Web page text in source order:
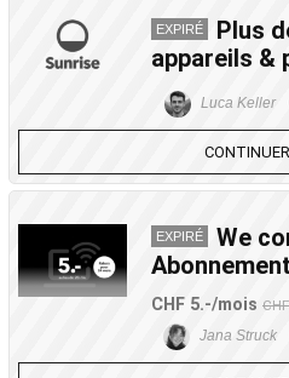
EXPIRÉ
Plus
appareils &
Luca Keller
EXPIRÉ
We
CHF 5.-/mois
Jana Struck